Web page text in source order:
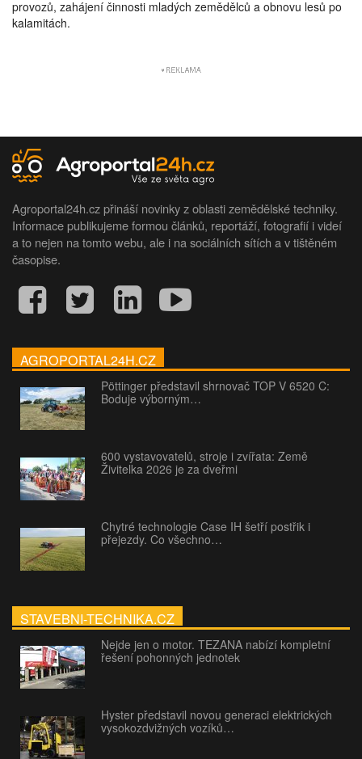
provozů, zahájení činnosti mladých zemědělců a obnovu lesů po
kalamitách.
Agroportal24h.cz přináší novinky z oblasti zemědělské techniky.
Informace publikujeme formou článků, reportáží, fotografií i videí
a to nejen na tomto webu, ale i na sociálních sítích a v tištěném
časopise.
AGROPORTAL24H.CZ
Pöttinger představil shrnovač TOP V 6520 C:
Boduje výborným…
600 vystavovatelů, stroje i zvířata: Země
Živitelka 2026 je za dveřmi
Chytré technologie Case IH šetří postřik i
přejezdy. Co všechno…
STAVEBNI-TECHNIKA.CZ
Nejde jen o motor. TEZANA nabízí kompletní
řešení pohonných jednotek
Hyster představil novou generaci elektrických
vysokozdvižných vozíků…